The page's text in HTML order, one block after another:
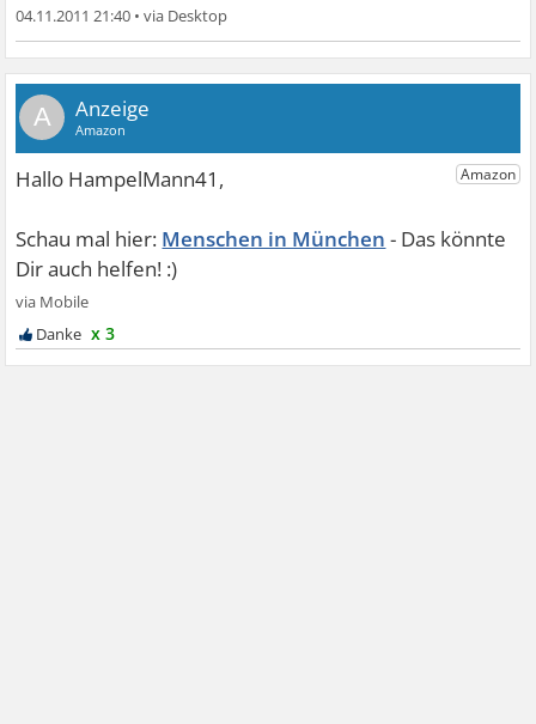
04.11.2011 21:40 •
A
Menschen in München
x 3